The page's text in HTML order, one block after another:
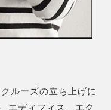
ルーズの立ち上げに
エディフィス、エク